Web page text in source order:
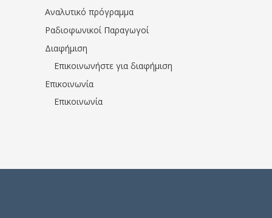
Αναλυτικό πρόγραμμα
Ραδιοφωνικοί Παραγωγοί
Διαφήμιση
Επικοινωνήστε για διαφήμιση
Επικοινωνία
Επικοινωνία